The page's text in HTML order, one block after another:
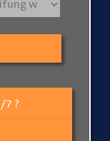
7 ?